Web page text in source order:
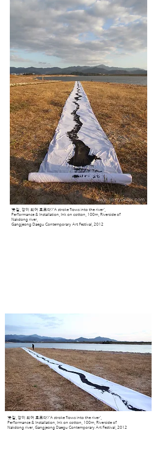
‘붓길, 강이 되어 흐르다’/'A stroke flows into the river',
Performance & Installation, Ink on cotton, 100m, Riverside of
Nakdong river,
Gangjeong Daegu Contemporary Art Festival, 2012
‘붓길, 강이 되어 흐르다’/'A stroke flows into the river',
Performance & Installation, Ink on cotton, 100m, Riverside of
Nakdong river, Gangjeong Daegu Contemporary Art Festival, 2012